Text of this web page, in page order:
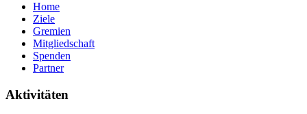
Home
Ziele
Gremien
Mitgliedschaft
Spenden
Partner
Aktivitäten